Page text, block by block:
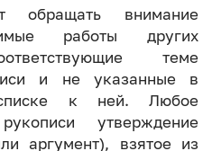
обращать внимание
работы других
теме
и не указанные в
списке к ней. Любое
утверждение
аргумент), взятое из